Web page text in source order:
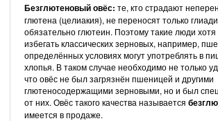
Безглютеновый овёс: те, кто страдают
глютена (целиакия), не переносят только
обязательно глютеин. Поэтому такие люди
избегать классических зерновых, например,
определённых условиях могут употреблять в
хлопья. В таком случае необходимо не только
что овёс не был загрязнён пшеницей и другими
глютеносодержащими зерновыми, но и был
от них. Овёс такого качества называется
имеется в продаже.